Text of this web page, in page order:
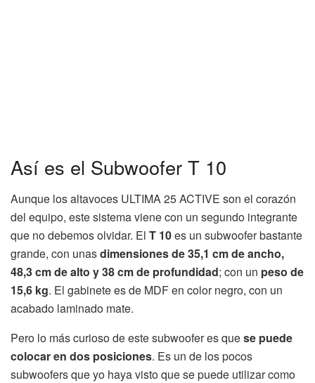
Así es el Subwoofer T 10
Aunque los altavoces ULTIMA 25 ACTIVE son el corazón
del equipo, este sistema viene con un segundo integrante
que no debemos olvidar. El T 10es un subwoofer bastante
grande, con unasdimensiones de 35,1 cm de ancho,
48,3 cm de alto y 38 cm de profundidad; con un peso de
15,6 kg. El gabinete es de MDF en color negro, con un
acabado laminado mate.
Pero lo más curioso de este subwoofer es quese puede
colocar en dos posiciones. Es un de los pocos
subwoofers que yo haya visto que se puede utilizar como